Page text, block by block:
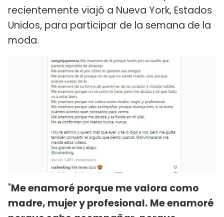
recientemente viajó a Nueva York, Estados
Unidos, para participar de la semana de la
moda.
"Me enamoré porque me valora como
madre, mujer y profesional. Me enamoré